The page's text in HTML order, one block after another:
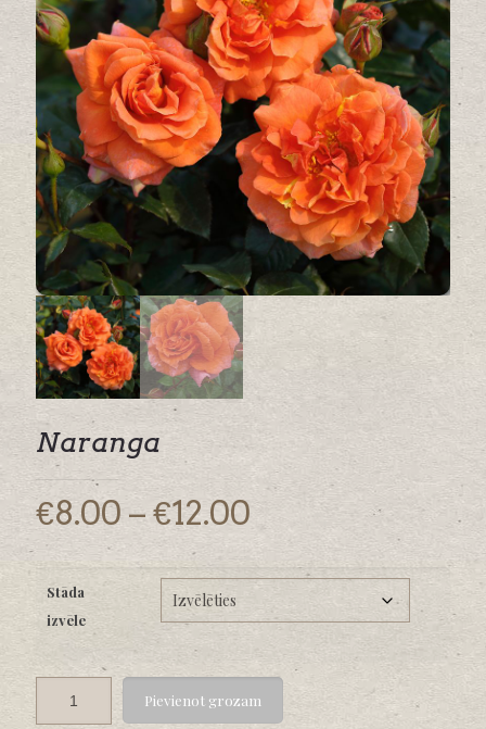
Naranga
€8.00 –€12.00Price
range:
€8.00
through
€12.00
Stāda
izvēle
Pievienot grozam